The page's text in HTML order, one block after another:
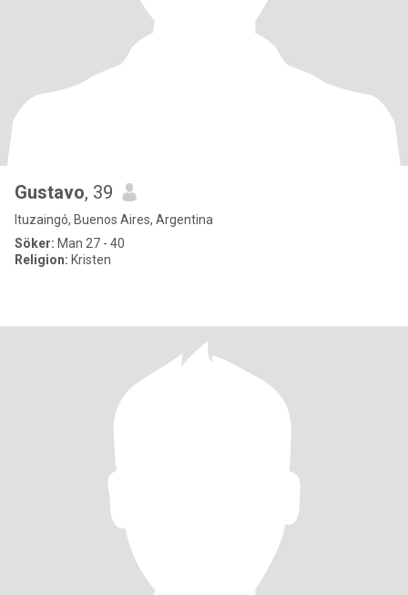
Gustavo, 39
Ituzaingó, Buenos Aires, Argentina
Söker: Man 27 - 40
Religion: Kristen